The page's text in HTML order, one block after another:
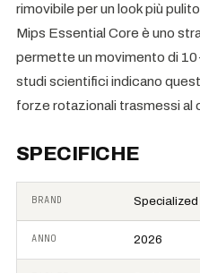
rimovibile per un look più
Mips Essential Core è uno
permette un movimento di
studi scientifici indicano
forze rotazionali trasmessi al
SPECIFICHE
BRAND Specialized
ANNO 2026